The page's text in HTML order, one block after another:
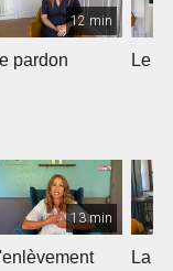
12 min
pardon Le
13 min
La